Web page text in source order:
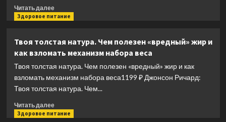
можно
переписать!
Читать далееПрочитать
больше
и
физическое
вырождение.
и
современных
диет
Здоровое питание
Твоя толстая натура. Чем полезен «вредный» жир и
как взломать механизм набора веса
Твоя толстая натура. Чем полезен «вредный» жир и как
взломать механизм набора веса1199 ₽ Джонсон Ричард:
Твоя толстая натура. Чем...
Читать далееПрочитать
больше
Здоровое питание